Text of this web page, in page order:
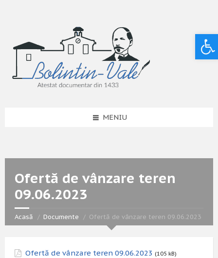
MENIU
Ofertă de vânzare teren
09.06.2023
Acasă Documente Ofertă de vânzare teren 09.06.2023
Ofertă de vânzare teren 09.06.2023 (105 kB)
Deschide bara de unelte